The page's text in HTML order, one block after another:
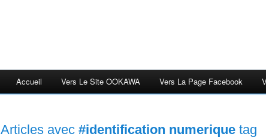
Accueil Vers Le Site OOKAWA Vers La Page Facebook
Articles avec #identification numerique tag